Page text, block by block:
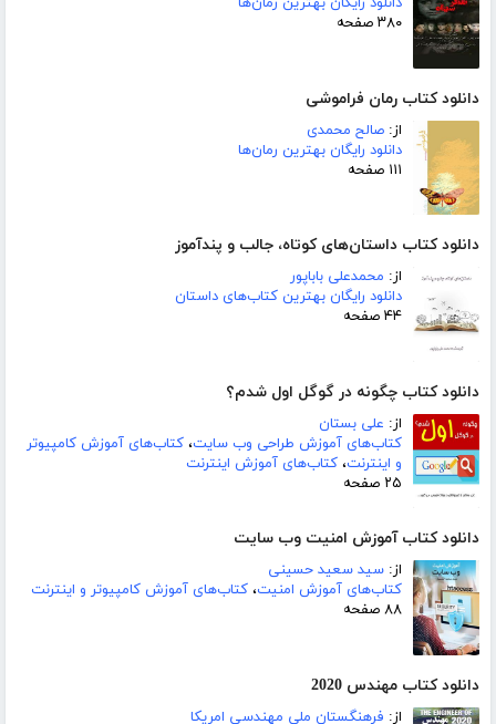
۳۸۰ صفحه
دانلود کتاب رمان فراموشی
از: صالح محمدی
دانلود رایگان بهترین رمان‌ها
۱۱۱ صفحه
دانلود کتاب داستان‌های کوتاه، جالب و پندآموز
از: محمدعلی باباپور
دانلود رایگان بهترین کتاب‌های داستان
۴۴ صفحه
دانلود کتاب چگونه در گوگل اول شدم؟
از: علی بستان
کتاب‌های آموزش طراحی وب سایت، کتاب‌های آموزش کامپیوتر
و اینترنت، کتاب‌های آموزش اینترنت
۲۵ صفحه
دانلود کتاب آموزش امنیت وب سایت
از: سید سعید حسینی
کتاب‌های آموزش امنیت، کتاب‌های آموزش کامپیوتر و اینترنت
۸۸ صفحه
دانلود کتاب مهندس 2020
از: فرهنگستان ملی مهندسی امریکا